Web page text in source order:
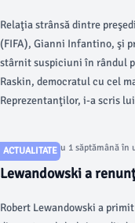
Relaţia strânsă dintre
(FIFA), Gianni Infantino, şi
stârnit suspiciuni în rândul
Raskin, democratul cu cel
Reprezentanţilor, i-a scris
ACTUALITATE
Articol postat cu 1 săptămână în
Lewandowski a
Robert Lewandowski a